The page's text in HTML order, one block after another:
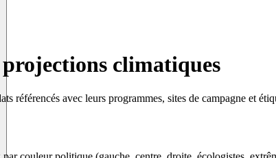
climatiques
référencés avec leurs programmes, sites de campagne et